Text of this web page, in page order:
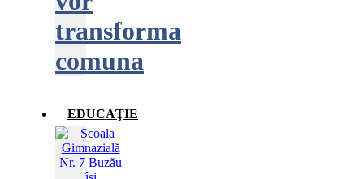
transforma
comuna
EDUCAŢIE